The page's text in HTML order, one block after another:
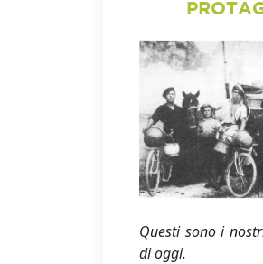
Questi sono i
di oggi.